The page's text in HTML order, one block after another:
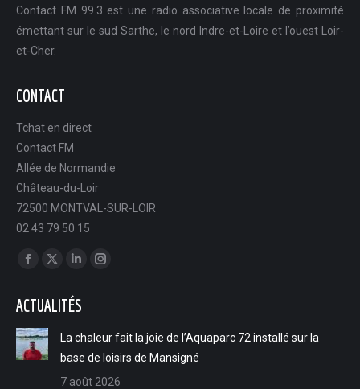
Contact FM 99.3 est une radio associative locale de proximité
émettant sur le sud Sarthe, le nord Indre-et-Loire et l’ouest Loir-
et-Cher.
CONTACT
Tchat en direct
Contact FM
Allée de Normandie
Château-du-Loir
72500 MONTVAL-SUR-LOIR
02 43 79 50 15
Trouvez nous sur :
Facebook
opens
in
new
X
opens
new
LinkedIn
opens
in
new
Instagram
new
ACTUALITÉS
La chaleur fait la joie de l’Aquaparc 72 installé sur la
base de loisirs de Mansigné
7 août 2026